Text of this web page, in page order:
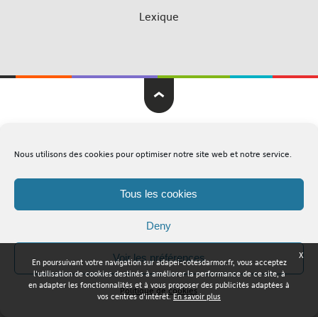
Nous utilisons des cookies pour optimiser notre site web et notre service.
Tous les cookies
Deny
Voir les préférences
Politique de cookies
Lexique
X
En poursuivant votre navigation sur adapei-cotesdarmor.fr, vous acceptez
l'utilisation de cookies destinés à améliorer la performance de ce site, à
en adapter les fonctionnalités et à vous proposer des publicités adaptées à
vos centres d'intérêt.En savoir plus